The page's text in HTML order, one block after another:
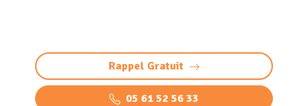
Rappel Gratuit
05 61 52 56 33